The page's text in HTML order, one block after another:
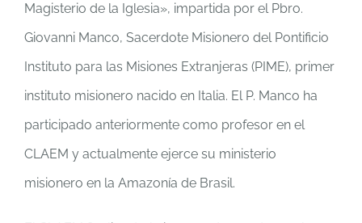
Magisterio de la Iglesia», impartida por el Pbro.
Giovanni Manco, Sacerdote Misionero del Pontificio
Instituto para las Misiones Extranjeras (PIME), primer
instituto misionero nacido en Italia. El P. Manco ha
participado anteriormente como profesor en el
CLAEM y actualmente ejerce su ministerio
misionero en la Amazonía de Brasil.